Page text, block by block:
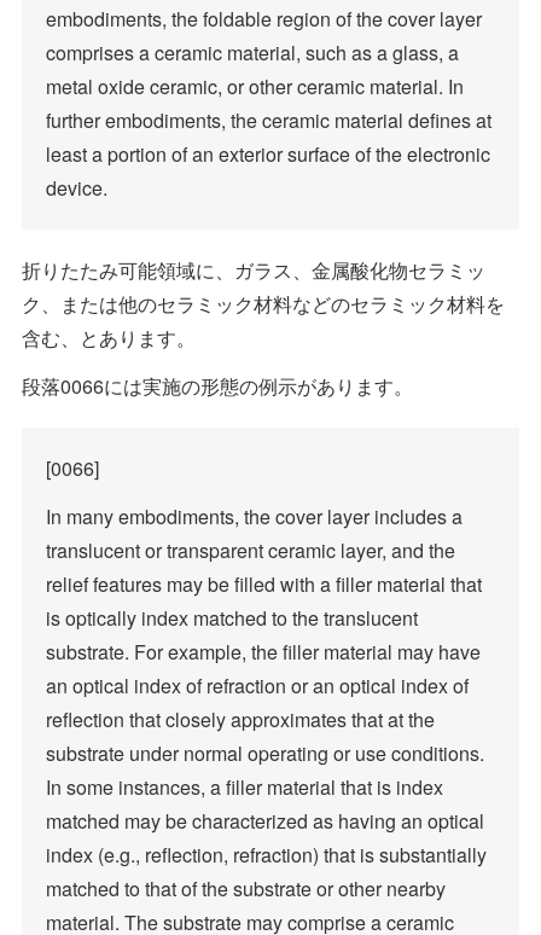
embodiments, the foldable region of the cover layer
comprises a ceramic material, such as a glass, a
metal oxide ceramic, or other ceramic material. In
further embodiments, the ceramic material defines at
least a portion of an exterior surface of the electronic
device.
折りたたみ可能領域に、ガラス、金属酸化物セラミッ
ク、または他のセラミック材料などのセラミック材料を
含む、とあります。
段落0066には実施の形態の例示があります。
[0066]
In many embodiments, the cover layer includes a
translucent or transparent ceramic layer, and the
relief features may be filled with a filler material that
is optically index matched to the translucent
substrate. For example, the filler material may have
an optical index of refraction or an optical index of
reflection that closely approximates that at the
substrate under normal operating or use conditions.
In some instances, a filler material that is index
matched may be characterized as having an optical
index (e.g., reflection, refraction) that is substantially
matched to that of the substrate or other nearby
material. The substrate may comprise a ceramic